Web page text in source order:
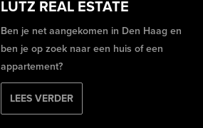
LUTZ REAL ESTATE
Ben je net aangekomen in Den Haag en
ben je op zoek naar een huis of een
appartement?
LEES VERDER